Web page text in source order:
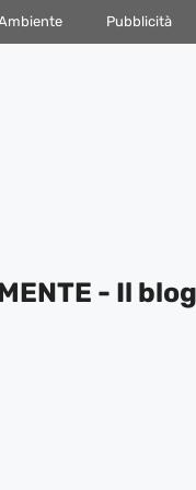
Pubblicità
- Il